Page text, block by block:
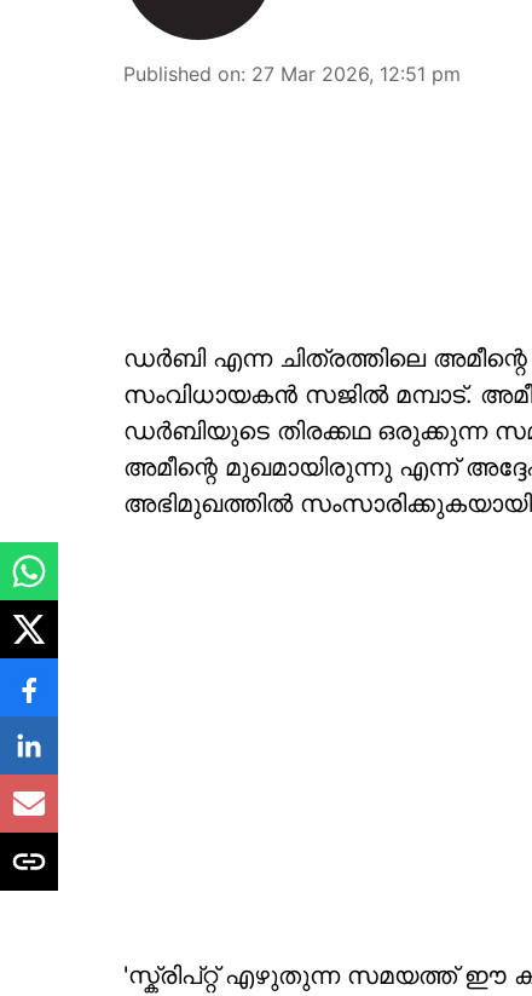
Published on: 27 Mar 2026, 12:51 pm
ഡർബി എന്ന ചിത്രത്തിലെ അമീന്റെ
സംവിധായകൻ സജിൽ മമ്പാട്.
ഡർബിയുടെ തിരക്കഥ ഒരുക്കുന്ന
അമീന്റെ മുഖമായിരുന്നു എന്ന്
അഭിമുഖത്തിൽ
'സ്ക്രിപ്റ്റ് എഴുതുന്ന സമയത്ത് ഈ